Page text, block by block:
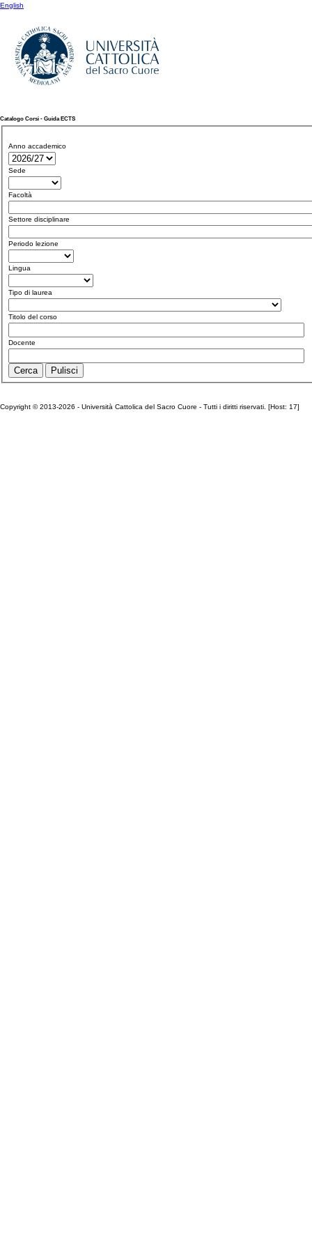
English
Catalogo Corsi - Guida ECTS
Anno accademico
Sede
Facoltà
Settore disciplinare
Periodo lezione
Lingua
Tipo di laurea
Titolo del corso
Docente
Copyright © 2013-2026 - Università Cattolica del Sacro Cuore - Tutti i diritti riservati. [Host: 17]